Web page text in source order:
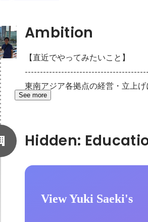
Ambition
【直近でやってみたいこと】
東南アジア各拠点の経営・立上
See more
View Yuki Saeki's